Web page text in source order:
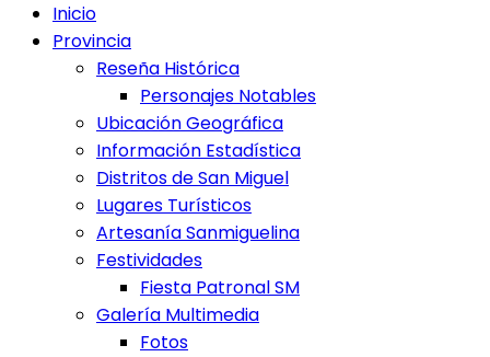
Inicio
Provincia
Reseña Histórica
Personajes Notables
Ubicación Geográfica
Información Estadística
Distritos de San Miguel
Lugares Turísticos
Artesanía Sanmiguelina
Festividades
Fiesta Patronal SM
Galería Multimedia
Fotos